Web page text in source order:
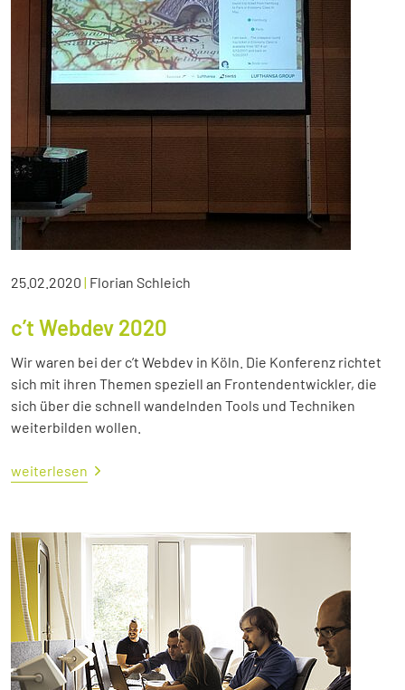
25.02.2020 | Florian Schleich
c’t Webdev 2020
Wir waren bei der c’t Webdev in Köln. Die Konferenz richtet
sich mit ihren Themen speziell an Frontendentwickler, die
sich über die schnell wandelnden Tools und Techniken
weiterbilden wollen.
weiterlesen